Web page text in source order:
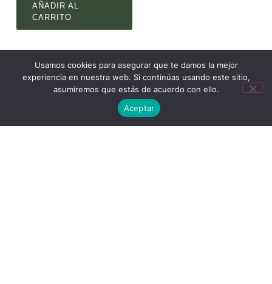
AÑADIR AL
CARRITO
PREGUNTAS
PRECUENTES
Usamos cookies para asegurar que te damos la mejor
experiencia en nuestra web. Si continúas usando este sitio,
asumiremos que estás de acuerdo con ello.
Aceptar